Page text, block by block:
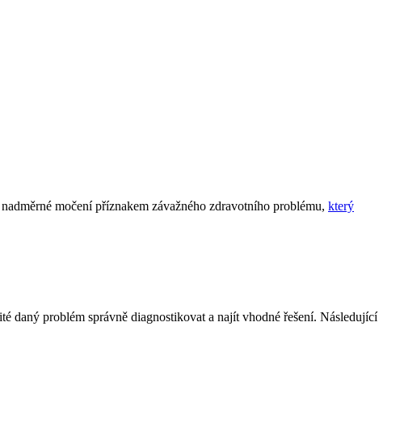
močení příznakem závažného zdravotního problému, který
daný problém správně diagnostikovat a najít vhodné řešení. Následující